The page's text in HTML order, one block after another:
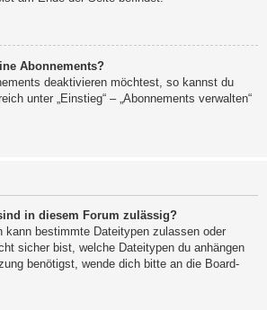
Abonnements?
deaktivieren möchtest, so kannst du
unter „Einstieg“ – „Abonnements verwalten“
in diesem Forum zulässig?
kann bestimmte Dateitypen zulassen oder
sicher bist, welche Dateitypen du anhängen
benötigst, wende dich bitte an die Board-